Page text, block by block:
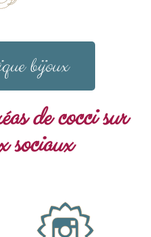
bijoux
de cocci sur
sociaux